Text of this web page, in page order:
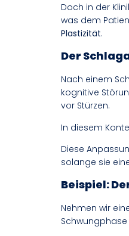
Doch in der
was dem
Plastizität.
Der
Nach einem
kognitive
vor Stürzen.
In diesem
Diese
solange sie
Beispiel:
Nehmen wir